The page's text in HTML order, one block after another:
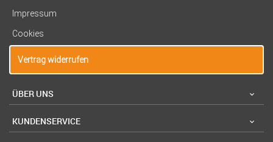
Impressum
Cookies
Vertrag widerrufen
ÜBER UNS
KUNDENSERVICE